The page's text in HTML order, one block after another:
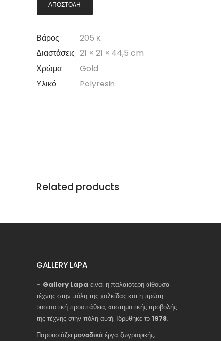
Βάρος
205 κ.
Διαστάσεις 21 × 21 × 44,5 cm
Χρώμα
Gold
Υλικό
Polyresin
Related products
GALLERY LAPA
H Gallery Lapa είναι η παλαιότερη αίθουσα
τέχνης στην πόλη της χαλκίδας και η πρώτη
ουσιαστική προσπάθεια, συστηματικής προβολής
της τέχνης στην πόλη αυτή. Ιδρύθηκε το 1978.
Παρουσιάζει μοναδικά έργα ζωγραφικής,